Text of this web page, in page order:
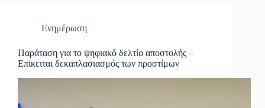
Ενημέρωση
Παράταση για το ψηφιακό δελτίο αποστολής –
Επίκειται δεκαπλασιασμός των προστίμων